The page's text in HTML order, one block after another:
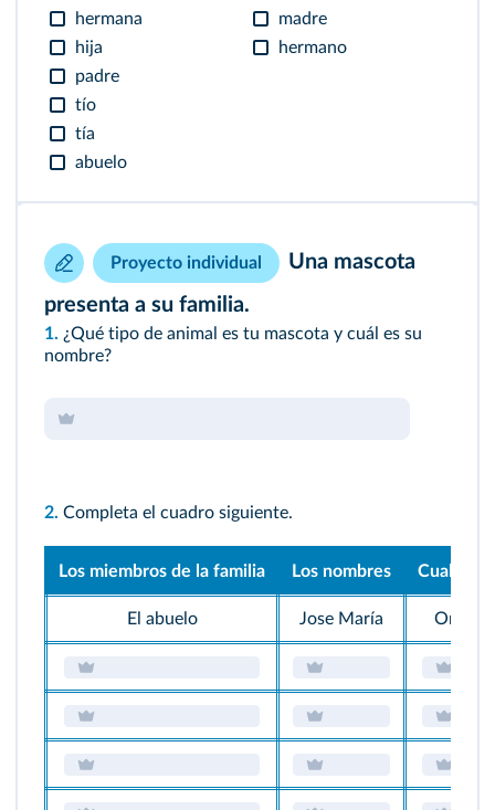
hermana
hija
madre
hermano
padre
tío
tía
abuelo
Proyecto individual
Una mascota
presenta a su familia.
1. ¿Qué tipo de animal es tu mascota y cuál es su
nombre?
2. Completa el cuadro siguiente.
Los miembros de la familia Los nombres
El abuelo Jose María